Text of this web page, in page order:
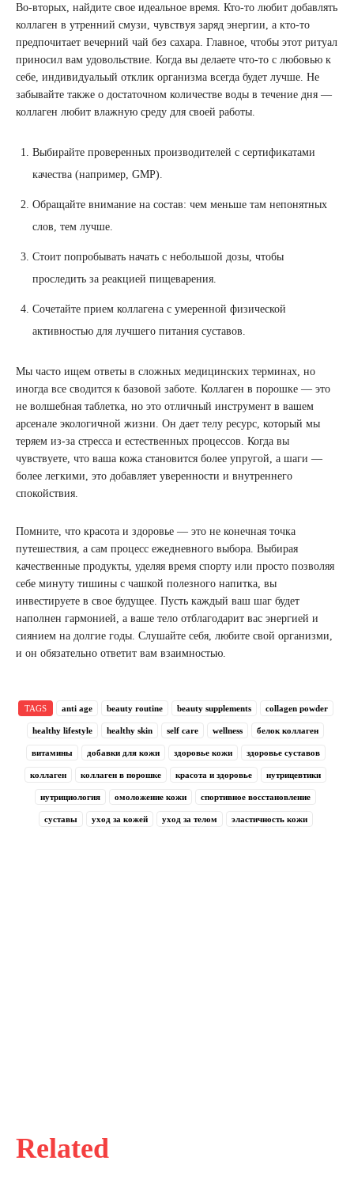
Related
Во-вторых, найдите свое идеальное время. Кто-то любит добавлять
коллаген в утренний смузи, чувствуя заряд энергии, а кто-то
предпочитает вечерний чай без сахара. Главное, чтобы этот ритуал
приносил вам удовольствие. Когда вы делаете что-то с любовью к
себе, индивидуальый отклик организма всегда будет лучше. Не
забывайте также о достаточном количестве воды в течение дня —
коллаген любит влажную среду для своей работы.
Выбирайте проверенных производителей с сертификатами
качества (например, GMP).
Обращайте внимание на состав: чем меньше там непонятных
слов, тем лучше.
Стоит попробывать начать с небольшой дозы, чтобы
проследить за реакцией пищеварения.
Сочетайте прием коллагена с умеренной физической
активностью для лучшего питания суставов.
Мы часто ищем ответы в сложных медицинских терминах, но
иногда все сводится к базовой заботе. Коллаген в порошке — это
не волшебная таблетка, но это отличный инструмент в вашем
арсенале экологичной жизни. Он дает телу ресурс, который мы
теряем из-за стресса и естественных процессов. Когда вы
чувствуете, что ваша кожа становится более упругой, а шаги —
более легкими, это добавляет уверенности и внутреннего
спокойствия.
Помните, что красота и здоровье — это не конечная точка
путешествия, а сам процесс ежедневного выбора. Выбирая
качественные продукты, уделяя время спорту или просто позволяя
себе минуту тишины с чашкой полезного напитка, вы
инвестируете в свое будущее. Пусть каждый ваш шаг будет
наполнен гармонией, а ваше тело отблагодарит вас энергией и
сиянием на долгие годы. Слушайте себя, любите свой организми,
и он обязательно ответит вам взаимностью.
TAGS anti age beauty routine beauty supplements collagen powder
healthy lifestyle healthy skin self care wellness белок коллаген
витамины добавки для кожи здоровье кожи здоровье суставов
коллаген коллаген в порошке красота и здоровье нутрицевтики
нутрициология омоложение кожи спортивное восстановление
суставы уход за кожей уход за телом эластичность кожи